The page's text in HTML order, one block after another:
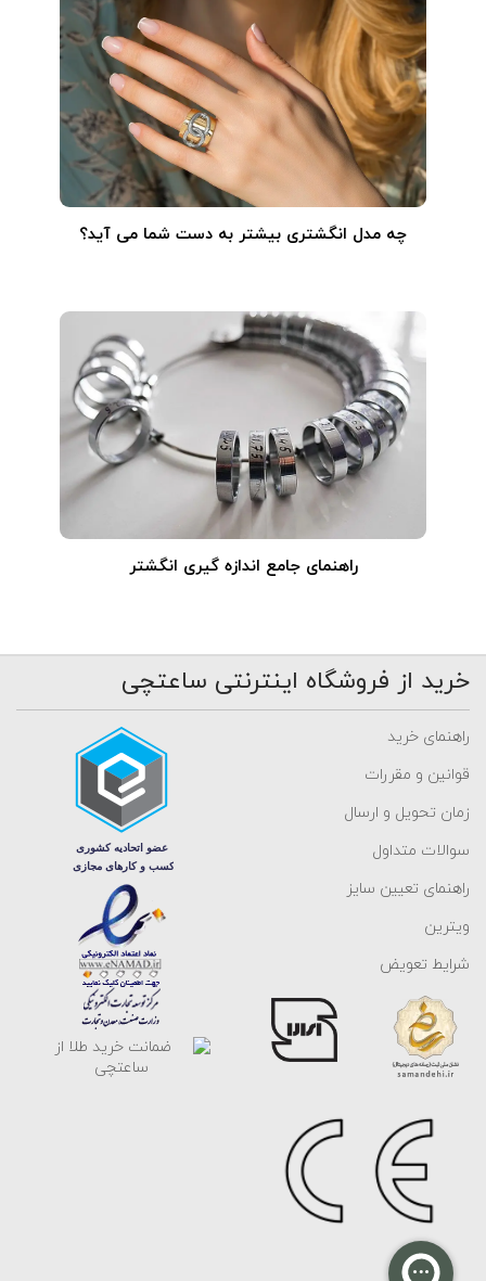
چه مدل انگشتری بیشتر به دست شما می آید؟
راهنمای جامع اندازه گیری انگشتر
خرید از فروشگاه اینترنتی ساعتچی
راهنمای خرید
قوانین و مقررات
زمان تحویل و ارسال
سوالات متداول
راهنمای تعیین سایز
ویترین
شرایط تعویض